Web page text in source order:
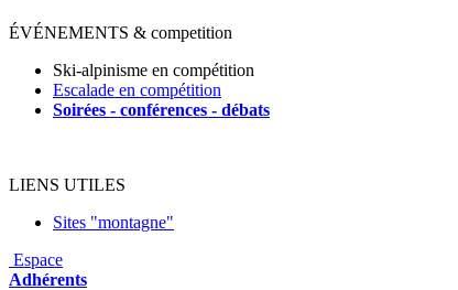
ÉVÉNEMENTS & competition
Ski-alpinisme en compétition
Escalade en compétition
Soirées - conférences - débats
LIENS UTILES
Sites "montagne"
Espace
Adhérents